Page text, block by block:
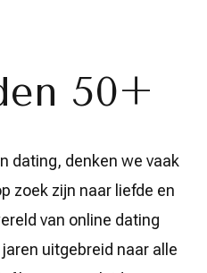
Verbinding!
50+
dating, denken we vaak
zoek zijn naar liefde en
van online dating
uitgebreid naar alle